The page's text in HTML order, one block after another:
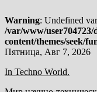
Warning: Undefined
/var/www/
content/themes/seek/
Skip
content
Пятница, Авг 7, 2026
In Techno World.